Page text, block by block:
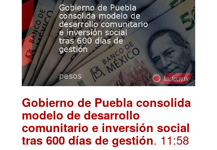
Gobierno de Puebla consolida
modelo de desarrollo
comunitario e inversión social
tras 600 días de gestión. 11:58